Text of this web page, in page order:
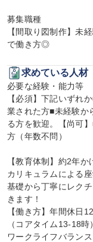
募集職種
【間取り図制作】未
で働き方◎
求めている人材
必要な経験・能力等
【必須】下記いずれ
業された方■未経験か
る方を歓迎。【尚可
方（年数不問）
【教育体制】約2年
カリキュラムによる
基礎から丁寧にレク
きます！
【働き方】年間休日
（コアタイム13-18
ワークライフバラン